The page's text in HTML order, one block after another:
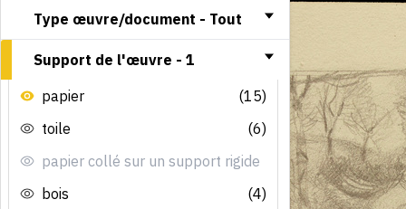
Type œuvre/document - Tout
Support de l'œuvre - 1
papier
(15)
toile
(6)
papier collé sur un support rigide
bois
(4)